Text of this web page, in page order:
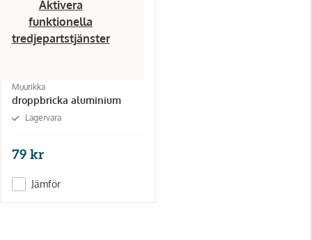
Aktivera
funktionella
tredjepartstjänster
Muurikka
droppbricka aluminium
Lagervara
79 kr
Jämför